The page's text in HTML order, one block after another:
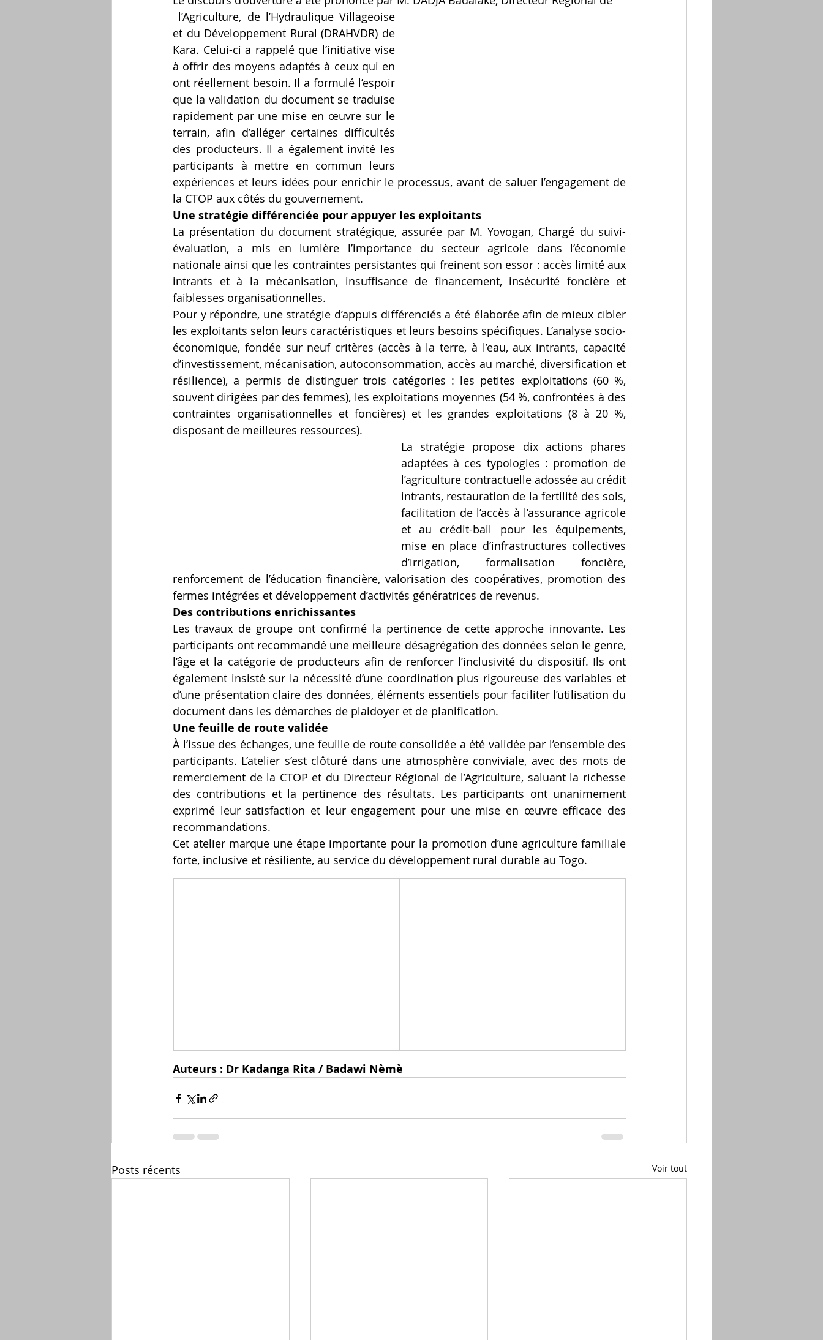
et du Développement Rural (DRAHVDR) de
Kara. Celui-ci a rappelé que l’initiative vise
à offrir des moyens adaptés à ceux qui en
ont réellement besoin. Il a formulé l’espoir
que la validation du document se traduise
rapidement par une mise en œuvre sur le
terrain, afin d’alléger certaines difficultés
des producteurs. Il a également invité les
participants à mettre en commun leurs
expériences et leurs idées pour enrichir le processus, avant de saluer l’engagement de
la CTOP aux côtés du gouvernement.
Une stratégie différenciée pour appuyer les exploitants
La présentation du document stratégique, assurée par M. Yovogan, Chargé du suivi-
évaluation, a mis en lumière l’importance du secteur agricole dans l’économie
nationale ainsi que les contraintes persistantes qui freinent son essor : accès limité aux
intrants et à la mécanisation, insuffisance de financement, insécurité foncière et
faiblesses organisationnelles.
Pour y répondre, une stratégie d’appuis différenciés a été élaborée afin de mieux cibler
les exploitants selon leurs caractéristiques et leurs besoins spécifiques. L’analyse socio-
économique, fondée sur neuf critères (accès à la terre, à l’eau, aux intrants, capacité
d’investissement, mécanisation, autoconsommation, accès au marché, diversification et
résilience), a permis de distinguer trois catégories : les petites exploitations (60 %,
souvent dirigées par des femmes), les exploitations moyennes (54 %, confrontées à des
contraintes organisationnelles et foncières) et les grandes exploitations (8 à 20 %,
disposant de meilleures ressources).
La stratégie propose dix actions phares
adaptées à ces typologies : promotion de
l’agriculture contractuelle adossée au crédit
intrants, restauration de la fertilité des sols,
facilitation de l’accès à l’assurance agricole
et au crédit-bail pour les équipements,
mise en place d’infrastructures collectives
d’irrigation, formalisation foncière,
renforcement de l’éducation financière, valorisation des coopératives, promotion des
fermes intégrées et développement d’activités génératrices de revenus.
Des contributions enrichissantes
Les travaux de groupe ont confirmé la pertinence de cette approche innovante. Les
participants ont recommandé une meilleure désagrégation des données selon le genre,
l’âge et la catégorie de producteurs afin de renforcer l’inclusivité du dispositif. Ils ont
également insisté sur la nécessité d’une coordination plus rigoureuse des variables et
d’une présentation claire des données, éléments essentiels pour faciliter l’utilisation du
document dans les démarches de plaidoyer et de planification.
Une feuille de route validée
À l’issue des échanges, une feuille de route consolidée a été validée par l’ensemble des
participants. L’atelier s’est clôturé dans une atmosphère conviviale, avec des mots de
remerciement de la CTOP et du Directeur Régional de l’Agriculture, saluant la richesse
des contributions et la pertinence des résultats. Les participants ont unanimement
exprimé leur satisfaction et leur engagement pour une mise en œuvre efficace des
recommandations.
Cet atelier marque une étape importante pour la promotion d’une agriculture familiale
forte, inclusive et résiliente, au service du développement rural durable au Togo.
Auteurs : Dr Kadanga Rita / Badawi Nèmè
Posts récents Voir tout